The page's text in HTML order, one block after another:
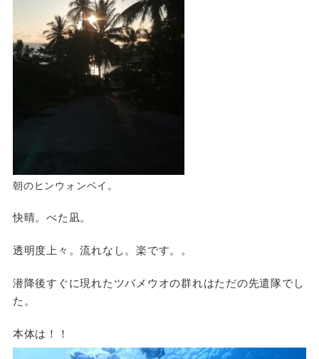
朝のヒンウォンベイ。
快晴。べた凪。
透明度上々。流れなし。楽です。。
潜降後すぐに現れたツバメウオの群れはただの先遣隊でし
た。
本体は！！